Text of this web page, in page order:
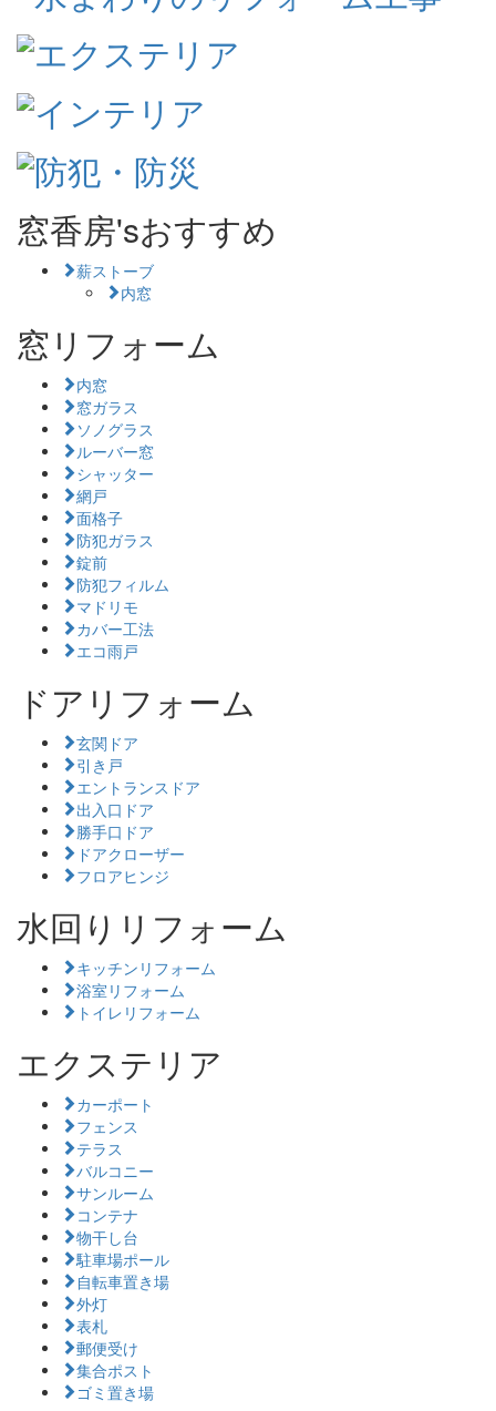
窓香房'sおすすめ
薪ストーブ
内窓
窓リフォーム
内窓
窓ガラス
ソノグラス
ルーバー窓
シャッター
網戸
面格子
防犯ガラス
錠前
防犯フィルム
マドリモ
カバー工法
エコ雨戸
ドアリフォーム
玄関ドア
引き戸
エントランスドア
出入口ドア
勝手口ドア
ドアクローザー
フロアヒンジ
水回りリフォーム
キッチンリフォーム
浴室リフォーム
トイレリフォーム
エクステリア
カーポート
フェンス
テラス
バルコニー
サンルーム
コンテナ
物干し台
駐車場ポール
自転車置き場
外灯
表札
郵便受け
集合ポスト
ゴミ置き場